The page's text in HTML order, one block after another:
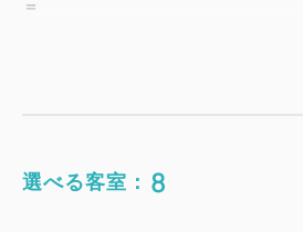
＝
◆歯ブラシ・カミソリ・綿棒
選べる客室： 8